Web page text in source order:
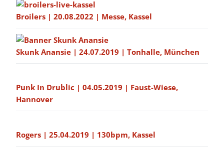
Broilers | 20.08.2022 | Messe, Kassel
Skunk Anansie | 24.07.2019 | Tonhalle, München
Punk In Drublic | 04.05.2019 | Faust-Wiese,
Hannover
Rogers | 25.04.2019 | 130bpm, Kassel